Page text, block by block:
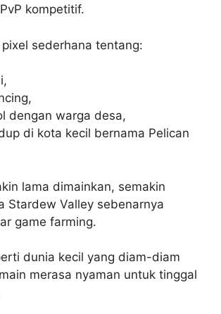
kompetitif.
sederhana tentang:
dengan warga desa,
di kota kecil bernama Pelican
lama dimainkan, semakin
Stardew Valley sebenarnya
game farming.
dunia kecil yang diam-diam
merasa nyaman untuk tinggal